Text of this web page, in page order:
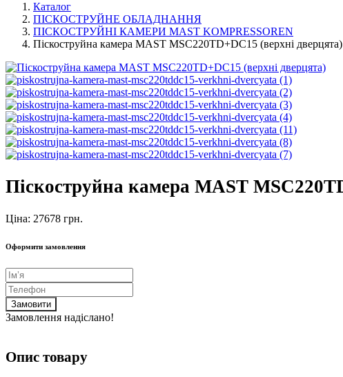
Каталог
ПІСКОСТРУЙНЕ ОБЛАДНАННЯ
ПІСКОСТРУЙНІ КАМЕРИ MAST KOMPRESSOREN
Піскоструйна камера MAST MSC220TD+DC15 (верхні дверцята)
Піскоструйна камера MAST
Ціна: 27678 грн.
Оформити замовлення
Замовити
Замовлення надіслано!
Опис товару